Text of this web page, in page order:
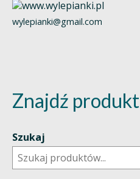
wylepianki@gmail.com
Znajdź produkt
Szukaj